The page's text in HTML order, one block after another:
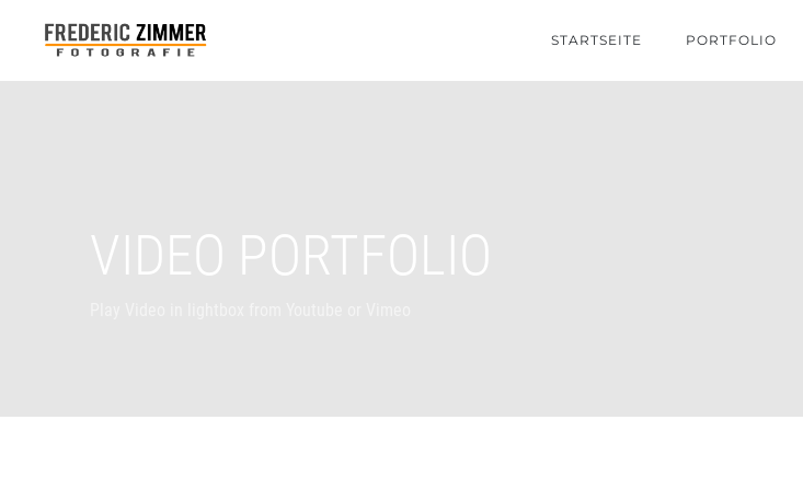
STARTSEITE PORTFOLIO
VIDEO PORTFOLIO